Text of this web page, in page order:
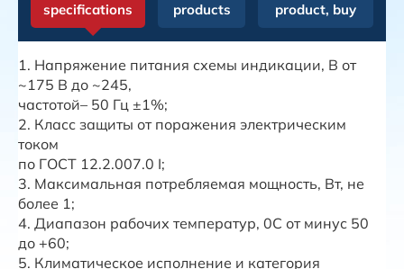
specifications
products
product, buy
1. Напряжение питания схемы индикации, В от
~175 В до ~245,
частотой– 50 Гц ±1%;
2. Класс защиты от поражения электрическим
током
по ГОСТ 12.2.007.0 I;
3. Максимальная потребляемая мощность, Вт, не
более 1;
4. Диапазон рабочих температур, 0С от минус 50
до +60;
5. Климатическое исполнение и категория